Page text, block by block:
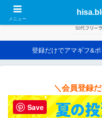
登録だけでアマギフ&
＼会員登録
メニュー
Save